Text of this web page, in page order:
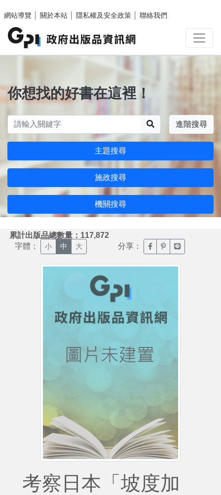
網站導覽
關於本站 隱私權及安全政策 聯絡我們
你想找的好書在這裡！
進階搜尋
主題搜尋
施政搜尋
機關搜尋
累計出版品總數量：117,872
字體： 小 中 大 分享： 臉書分享(另開新視窗)
噗浪分享(另開新
Line分享(另
考察日本「坡度加